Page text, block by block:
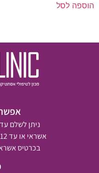
הוספה לסל
בכרטיס